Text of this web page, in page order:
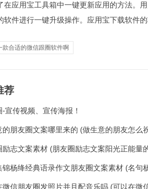
在应用宝工具箱中一键更新应用的方法。
软件进行一键升级操作。应用宝下载软件
款合适的微信跟圈软件啊
荐
-宣传视频、宣传海报！
的朋友圈文案哪里来的 (做生意的朋友怎么
励志文案素材 (朋友圈励志文案阳光正能量
锦杨绛经典语录作文朋友圈文案素材 (名句
微信朋友圈发照片并且配音乐吗 (可以在微